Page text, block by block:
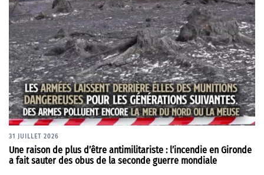
31 JUILLET 2026
Une raison de plus d’être antimilitariste : l’incendie en Gironde
a fait sauter des obus de la seconde guerre mondiale